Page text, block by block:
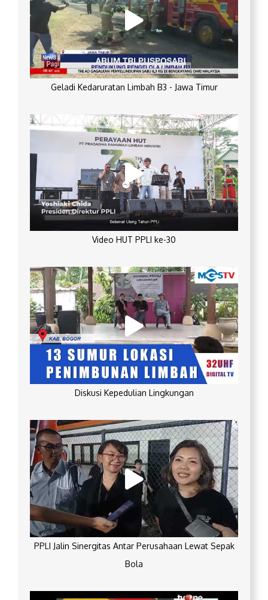
Geladi Kedaruratan Limbah B3 - Jawa Timur
Video HUT PPLI ke-30
Diskusi Kepedulian Lingkungan
PPLI Jalin Sinergitas Antar Perusahaan Lewat Sepak
Bola